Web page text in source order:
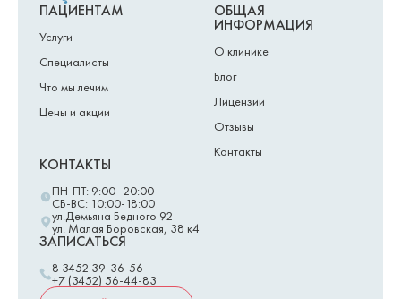
ПАЦИЕНТАМ
Услуги
Специалисты
Что мы лечим
Цены и акции
ОБЩАЯ
ИНФОРМАЦИЯ
О клинике
Блог
Лицензии
Отзывы
Контакты
КОНТАКТЫ
ПН-ПТ: 9:00 -20:00
СБ-ВС: 10:00-18:00
ул.Демьяна Бедного 92
ул. Малая Боровская, 38 к4
ЗАПИСАТЬСЯ
8 3452 39-36-56
+7 (3452) 56-44-83